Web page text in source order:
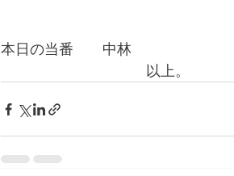
本日の当番　　中林
以上。